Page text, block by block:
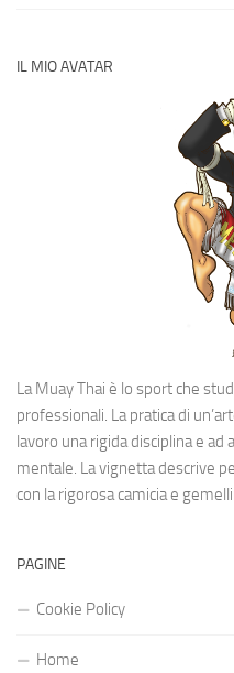
IL MIO AVATAR
La Muay Thai è lo sport che
professionali. La pratica di
lavoro una rigida disciplina e
mentale. La vignetta descrive
con la rigorosa camicia e
PAGINE
Cookie Policy
Home